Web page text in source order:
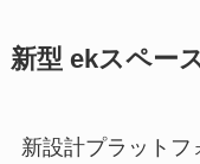
新型 ekスペー
新設計プラット